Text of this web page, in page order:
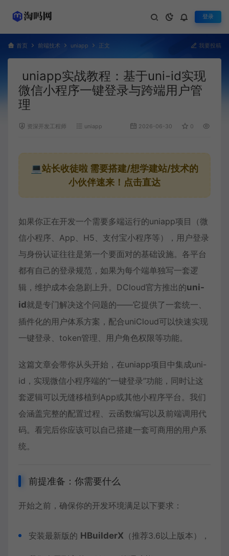
登录
首页 前端技术 uniapp 正文 我要投稿
uniapp实战教程：基于uni-id实现
微信小程序一键登录与跨端用户管
理
资深开发工程师 uniapp 2026-06-30 0
💻站长收徒啦 需要搭建/想学建站/技术的
小伙伴速来！点击直达
如果你正在开发一个需要多端运行的uniapp项目（微
信小程序、App、H5、支付宝小程序等），用户登录
与身份认证往往是第一个要面对的基础设施。各平台
都有自己的登录规范，如果为每个端单独写一套逻
辑，维护成本会急剧上升。DCloud官方推出的uni-
id就是专门解决这个问题的——它提供了一套统一、
插件化的用户体系方案，配合uniCloud可以快速实现
一键登录、token管理、用户角色权限等功能。
这篇文章会带你从头开始，在uniapp项目中集成uni-
id，实现微信小程序端的“一键登录”功能，同时让这
套逻辑可以无缝移植到App或其他小程序平台。我们
会涵盖完整的配置过程、云函数编写以及前端调用代
码。看完后你应该可以自己搭建一套可商用的用户系
统。
前提准备：你需要什么
开始之前，确保你的开发环境满足以下要求：
安装最新版的 HBuilderX （推荐3.6以上版本），